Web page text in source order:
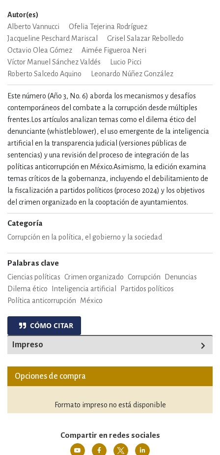
Autor(es)
Alberto Vannucci
Ofelia Tejerina Rodríguez
Jacqueline Peschard Mariscal
Grisel Salazar Rebolledo
Octavio Olea Gómez
Aimée Figueroa Neri
Víctor Manuel Sánchez Valdés
Lucio Picci
Roberto Salcedo Aquino
Leonardo Núñez González
Este número (Año 3, No. 6) aborda los mecanismos y desafíos
contemporáneos del combate a la corrupción desde múltiples
frentes.Los artículos analizan temas como el dilema ético del
denunciante (whistleblower), el uso emergente de la inteligencia
artificial en la transparencia judicial (versiones públicas de
sentencias) y una revisión del proceso de integración de las
políticas anticorrupción en México.Asimismo, la edición examina
temas críticos de la gobernanza, incluyendo el debilitamiento de
la fiscalización a partidos políticos (proceso 2024) y los objetivos
del crimen organizado en la cooptación de ayuntamientos.
Categoría
Corrupción en la política, el gobierno y la sociedad
Palabras clave
Ciencias políticas Crimen organizado Corrupción
Denuncias
Dilema ético
Inteligencia artificial
Partidos políticos
Política anticorrupción
México
CÓMO CITAR
Impreso
Opciones de compra
Formato impreso no está disponible
Compartir en redes sociales